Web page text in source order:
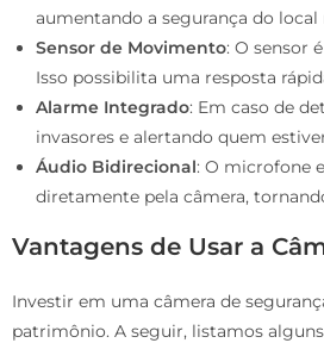
aumentando a segurança do
Sensor de Movimento: O sensor
Isso possibilita uma resposta
Alarme Integrado: Em caso de
invasores e alertando quem
Áudio Bidirecional: O microfone
diretamente pela câmera,
Vantagens de Usar a
Investir em uma câmera de
patrimônio. A seguir, listamos